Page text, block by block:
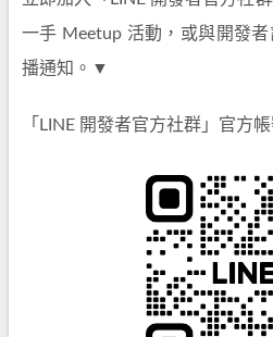
一手 Meetup 活動，或與開發
播通知。▼
「LINE 開發者官方社群」官方帳